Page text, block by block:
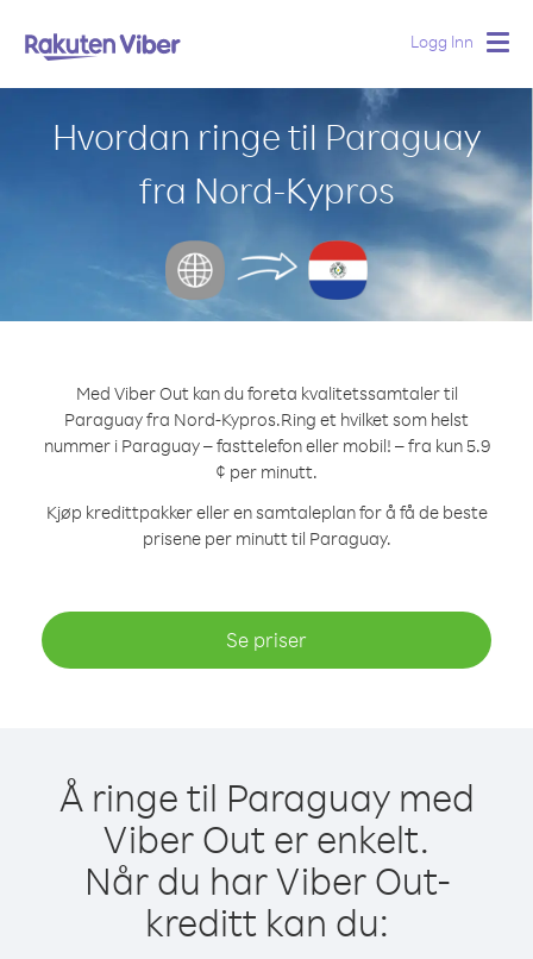
Logg Inn
Hvordan ringe til Paraguay
fra Nord-Kypros
Med Viber Out kan du foreta kvalitetssamtaler til
Paraguay fra Nord-Kypros.Ring et hvilket som helst
nummer i Paraguay – fasttelefon eller mobil! – fra kun 5.9
¢ per minutt.
Kjøp kredittpakker eller en samtaleplan for å få de beste
prisene per minutt til Paraguay.
Se priser
Å ringe til Paraguay med
Viber Out er enkelt.
Når du har Viber Out-
kreditt kan du: